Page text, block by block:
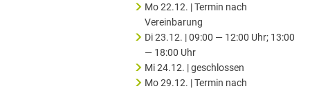
Mo 22.12. | Termin nach
Vereinbarung
Di 23.12. | 09:00 — 12:00 Uhr; 13:00
— 18:00 Uhr
Mi 24.12. | geschlossen
Mo 29.12. | Termin nach